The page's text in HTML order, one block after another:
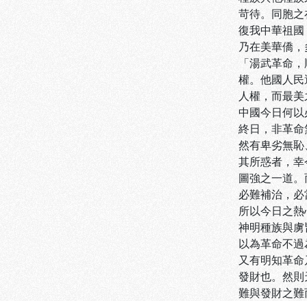
苛待。同胞
復我中華祖
乃在美華僑
「湯武革命
權。他國人
人權，而最
中國今日何
終日，非革
然有卑劣無
其所惑者，
圖強之一道
必難補治，
所以今日之
神明種族與
以為革命不
又有明知革
發財也。然
難與發財之